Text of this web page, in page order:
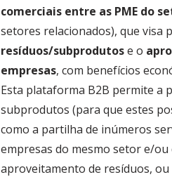
comerciais entre as PME do
setores relacionados), que visa
resíduos/subprodutose o
empresas, com benefícios
Esta plataforma B2B permite a
subprodutos (para que estes
como a partilha de inúmeros
empresas do mesmo setor e/
aproveitamento de resíduos,